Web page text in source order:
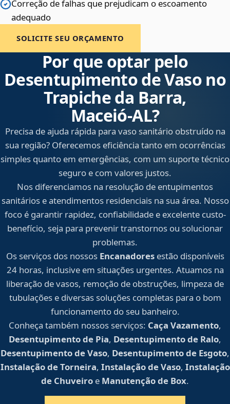
Correção de falhas que prejudicam o escoamento
adequado
SOLICITE SEU ORÇAMENTO
Por que optar pelo
Desentupimento de Vaso no
Trapiche da Barra,
Maceió‑AL?
Precisa de ajuda rápida para vaso sanitário obstruído na
sua região? Oferecemos eficiência tanto em ocorrências
simples quanto em emergências, com um suporte técnico
seguro e com valores justos.
Nos diferenciamos na resolução de entupimentos
sanitários e atendimentos residenciais na sua área. Nosso
foco é garantir rapidez, confiabilidade e excelente custo-
benefício, seja para prevenir transtornos ou solucionar
problemas.
Os serviços dos nossos Encanadoresestão disponíveis
24 horas, inclusive em situações urgentes. Atuamos na
liberação de vasos, remoção de obstruções, limpeza de
tubulações e diversas soluções completas para o bom
funcionamento do seu banheiro.
Conheça também nossos serviços: Caça Vazamento,
Desentupimento de Pia, Desentupimento de Ralo,
Desentupimento de Vaso, Desentupimento de Esgoto,
Instalação de Torneira, Instalação de Vaso, Instalação
de Chuveiro e Manutenção de Box.